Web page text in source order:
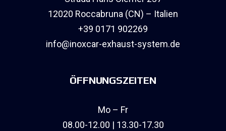
12020 Roccabruna (CN) – Italien
+39 0171 902269
info@inoxcar-exhaust-system.de
ÖFFNUNGSZEITEN
Mo – Fr
08.00-12.00 | 13.30-17.30